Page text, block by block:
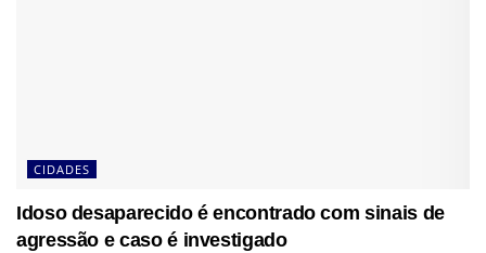
CIDADES
Idoso desaparecido é encontrado com sinais de
agressão e caso é investigado